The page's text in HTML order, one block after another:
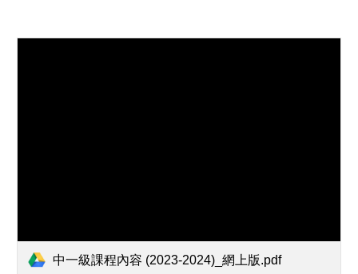
中一級課程內容 (2023-2024)_網上版.pdf